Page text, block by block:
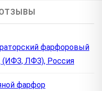
фарфоровый
(ИФЗ, ЛФЗ), Россия
фарфор